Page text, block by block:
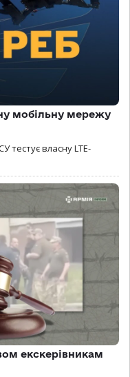
мобільну мережу
тестує власну LTE-
екскерівникам